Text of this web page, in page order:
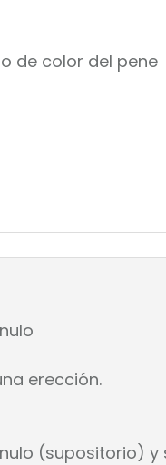
de color del pene
erección.
(supositorio) y